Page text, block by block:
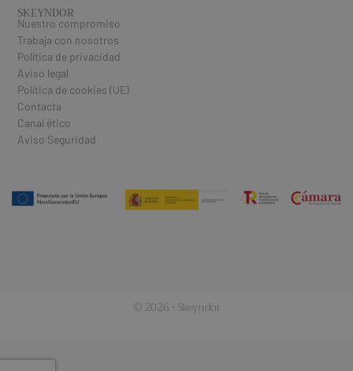
SKEYNDOR
Nuestro compromiso
Trabaja con nosotros
Política de privacidad
Aviso legal
Política de cookies (UE)
Contacta
Canal ético
Aviso Seguridad
© 2026 · Skeyndor